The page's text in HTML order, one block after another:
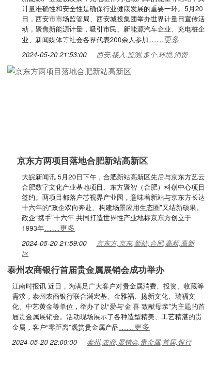
计量准确性和安全性是确保行业健康发展的重要一环。5月20
日，西安市市场监管局、西安城投集团举办世界计量日宣传活
动，聚焦新能源计量，吸引市民、新能源汽车企业、充电桩企
业、新闻媒体等社会各界代表200余人参加……更多
2024-05-20 21:53:00 西安,接入,监测,多个,环境,消费
京东方两项目落地合肥新站高新区
大皖新闻讯 5月20日下午，合肥新站高新区先后与京东方艺云
合肥数字文化产业基地项目、东方聚智（合肥）科创中心项目
签约。两项目都落户芯视界产业园，意味着新站与京东方长达
十六年的“政企双向奔赴、构建场景应用生态圈”又结新硕果。
政企“携手”十六年 共同打造世界性产业地标京东方创立于
1993年……更多
2024-05-20 21:59:00
京东方,京东,新站,合肥,高新,高新
区
泰州农商银行首届贵金属展销会成功举办
江南时报讯 近日，为满足广大客户对贵金属消费、投资、收藏等
需求，泰州农商银行联合潮宏基、金雅福、扬新文化、瑞福文
化、中艺黄金等单位，举办了以“爱与‘金’喜 致献母亲”为主题的首
届贵金属展销会。活动现场展示了各种造型精美、工艺精湛的贵
金属，客户“零距离”观赏贵金属产品……更多
2024-05-20 22:00:00 泰州,农商,展销会,贵金属,首届,银行